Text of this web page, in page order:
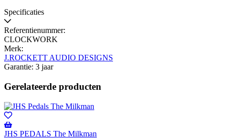
Specificaties
Referentienummer:
CLOCKWORK
Merk:
J.ROCKETT AUDIO DESIGNS
Garantie: 3 jaar
Gerelateerde producten
JHS PEDALS The Milkman